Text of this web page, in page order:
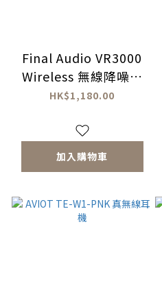
Final Audio VR3000
Wireless 無線降噪電
競耳機 Plus+
HK$1,180.00
加入購物車